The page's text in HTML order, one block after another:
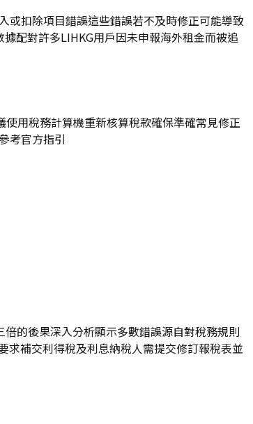
或扣除項目錯誤這些錯誤若不及時修正可能導致
配對許多LIHKG用戶因未申報海外租金而被追
用稅務計算機重新核算稅款確保準確常見修正
考官方指引
的後果深入分析顯示多數錯誤源自對稅務規則
求補交利得稅及利息納稅人需提交修訂報稅表並